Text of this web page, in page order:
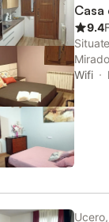
Casa
9.4
Wifi